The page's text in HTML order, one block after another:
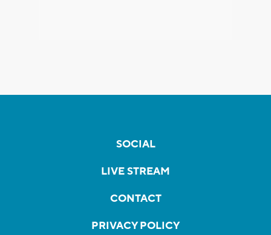
SOCIAL
LIVE STREAM
CONTACT
PRIVACY POLICY